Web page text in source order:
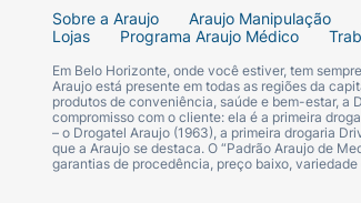
Sobre a Araujo Araujo Manipulação
Lojas
Programa Araujo Médico
Em Belo Horizonte, onde você estiver, tem
Araujo está presente em todas as regiões da
produtos de conveniência, saúde e bem-estar, a
compromisso com o cliente: ela é a primeira
– o Drogatel Araujo (1963), a primeira drogaria
que a Araujo se destaca. O “Padrão Araujo de
garantias de procedência, preço baixo, variedade